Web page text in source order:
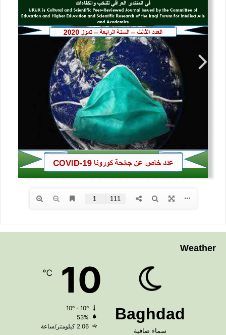
Weather
Baghdad
سماء صافية
10
℃
53%
2.06 كيلومتر/ساعة